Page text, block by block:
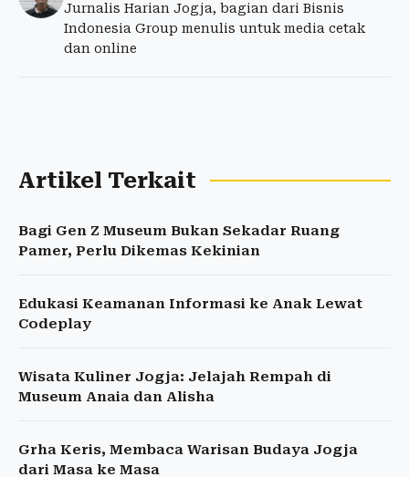
Jurnalis Harian Jogja, bagian dari Bisnis
Indonesia Group menulis untuk media cetak
dan online
Artikel Terkait
Bagi Gen Z Museum Bukan Sekadar Ruang
Pamer, Perlu Dikemas Kekinian
Edukasi Keamanan Informasi ke Anak Lewat
Codeplay
Wisata Kuliner Jogja: Jelajah Rempah di
Museum Anaia dan Alisha
Grha Keris, Membaca Warisan Budaya Jogja
dari Masa ke Masa